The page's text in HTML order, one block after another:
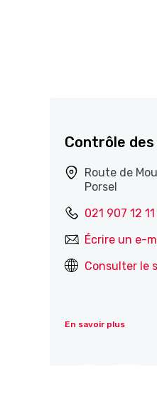
Contrôle
Route de
Porsel
021 907 12 11
Écrire un e-
Consulter le
En savoir plus